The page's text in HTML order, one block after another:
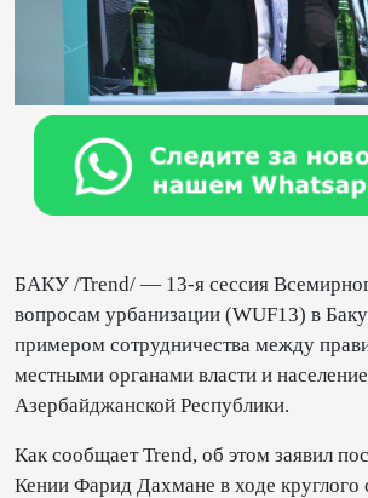
БАКУ /Trend/ — 13-я сессия
вопросам урбанизации (WUF13) в Баку
примером сотрудничества между
местными органами власти и
Азербайджанской Республики.
Как сообщает Trend, об этом заявил
Кении Фарид Дахмане в ходе круглого